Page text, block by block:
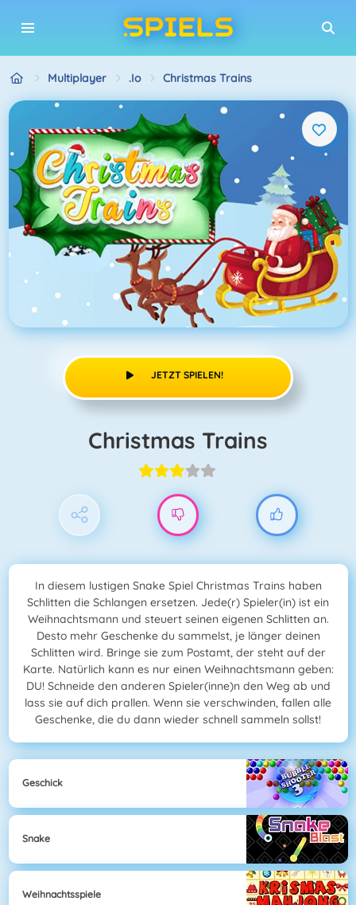
Multiplayer .io Christmas Trains
JETZT SPIELEN!
Christmas Trains
In diesem lustigen Snake Spiel Christmas Trains haben
Schlitten die Schlangen ersetzen. Jede(r) Spieler(in) ist ein
Weihnachtsmann und steuert seinen eigenen Schlitten an.
Desto mehr Geschenke du sammelst, je länger deinen
Schlitten wird. Bringe sie zum Postamt, der steht auf der
Karte. Natürlich kann es nur einen Weihnachtsmann geben:
DU! Schneide den anderen Spieler(inne)n den Weg ab und
lass sie auf dich prallen. Wenn sie verschwinden, fallen alle
Geschenke, die du dann wieder schnell sammeln sollst!
Geschick
Snake
Weihnachtsspiele